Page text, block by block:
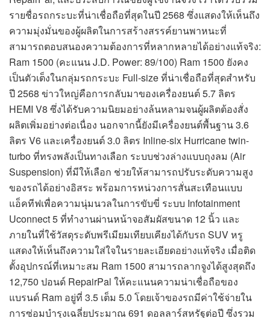
รายชื่อรถกระบะที่น่าเชื่อถือที่สุดในปี 2568 ซึ่งแสดงให้เห็นถึง
ความมุ่งมั่นของผู้ผลิตในการสร้างสรรค์ยานพาหนะที่
สามารถตอบสนองความต้องการที่หลากหลายได้อย่างแท้จริง:
Ram 1500 (คะแนน J.D. Power: 89/100) Ram 1500 ยังคง
เป็นตัวเต็งในกลุ่มรถกระบะ Full-size ที่น่าเชื่อถือที่สุดสำหรับ
ปี 2568 ข่าวใหญ่คือการกลับมาของเครื่องยนต์ 5.7 ลิตร
HEMI V8 ซึ่งได้รับความนิยมอย่างล้นหลามจนผู้ผลิตต้องสั่ง
ผลิตเพิ่มอย่างต่อเนื่อง นอกจากนี้ยังมีเครื่องยนต์พื้นฐาน 3.6
ลิตร V6 และเครื่องยนต์ 3.0 ลิตร Inline-six Hurricane twin-
turbo ที่ทรงพลังเป็นทางเลือก ระบบช่วงล่างแบบถุงลม (Air
Suspension) ที่มีให้เลือก ช่วยให้สามารถปรับระดับความสูง
ของรถได้อย่างอิสระ พร้อมการหน่วงการสั่นสะเทือนแบบ
แอ็คทีฟเพื่อความนุ่มนวลในการขับขี่ ระบบ Infotainment
Uconnect 5 ที่ทำงานผ่านหน้าจอสัมผัสขนาด 12 นิ้ว และ
ภายในที่ใช้วัสดุระดับพรีเมียมเทียบเคียงได้กับรถ SUV หรู
แสดงให้เห็นถึงความใส่ใจในรายละเอียดอย่างแท้จริง เมื่อติด
ตั้งอุปกรณ์ที่เหมาะสม Ram 1500 สามารถลากจูงได้สูงสุดถึง
12,750 ปอนด์ RepairPal ให้คะแนนความน่าเชื่อถือของ
แบรนด์ Ram อยู่ที่ 3.5 เต็ม 5.0 โดยเจ้าของรถมีค่าใช้จ่ายใน
การซ่อมบำรุงเฉลี่ยประมาณ 691 ดอลลาร์สหรัฐต่อปี ซึ่งรวม